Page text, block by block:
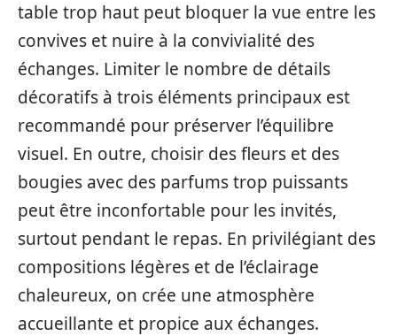
table trop haut peut bloquer la vue entre les
convives et nuire à la convivialité des
échanges. Limiter le nombre de détails
décoratifs à trois éléments principaux est
recommandé pour préserver l’équilibre
visuel. En outre, choisir des fleurs et des
bougies avec des parfums trop puissants
peut être inconfortable pour les invités,
surtout pendant le repas. En privilégiant des
compositions légères et de l’éclairage
chaleureux, on crée une atmosphère
accueillante et propice aux échanges.